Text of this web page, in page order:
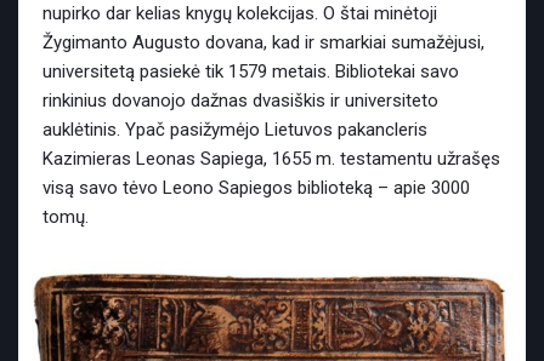
nupirko dar kelias knygų kolekcijas. O štai minėtoji
Žygimanto Augusto dovana, kad ir smarkiai sumažėjusi,
universitetą pasiekė tik 1579 metais. Bibliotekai savo
rinkinius dovanojo dažnas dvasiškis ir universiteto
auklėtinis. Ypač pasižymėjo Lietuvos pakancleris
Kazimieras Leonas Sapiega, 1655 m. testamentu užrašęs
visą savo tėvo Leono Sapiegos biblioteką – apie 3000
tomų.